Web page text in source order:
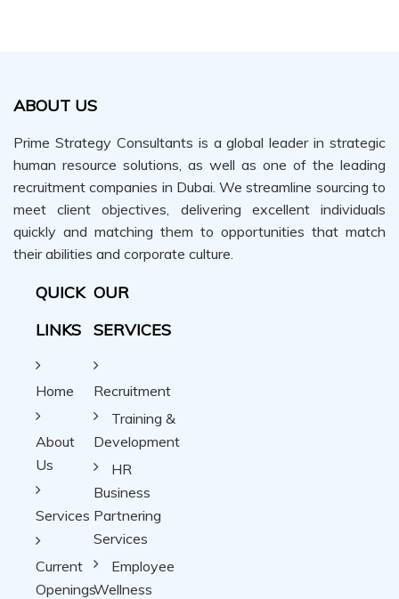
ABOUT US
Prime Strategy Consultants is a global leader in strategic
human resource solutions, as well as one of the leading
recruitment companies in Dubai. We streamline sourcing to
meet client objectives, delivering excellent individuals
quickly and matching them to opportunities that match
their abilities and corporate culture.
QUICK
LINKS
Home
About
Us
Services
Current
Openings
OUR
SERVICES
Recruitment
Training &
Development
HR
Business
Partnering
Services
Employee
Wellness